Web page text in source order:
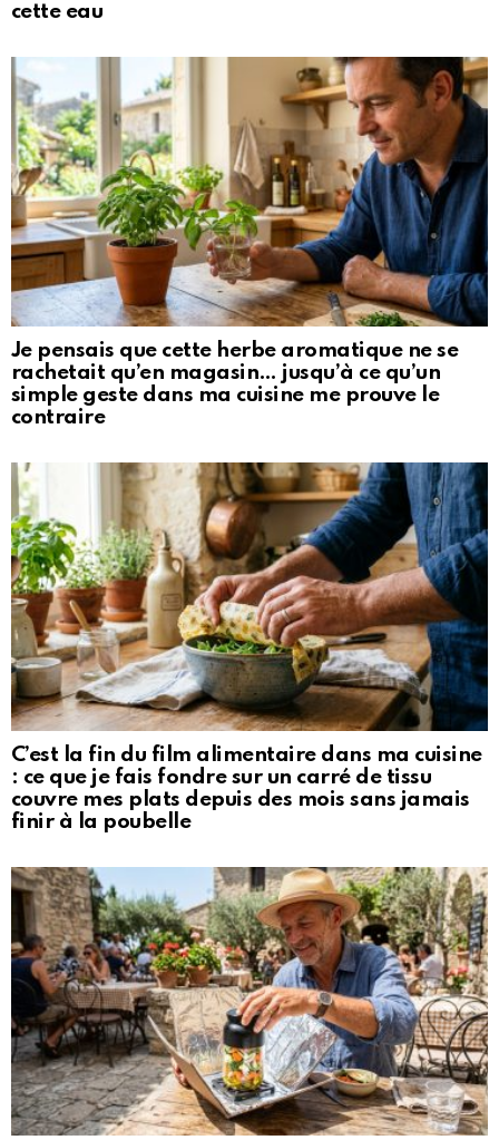
cette eau
Je pensais que cette herbe aromatique ne se
rachetait qu’en magasin… jusqu’à ce qu’un
simple geste dans ma cuisine me prouve le
contraire
C’est la fin du film alimentaire dans ma cuisine
: ce que je fais fondre sur un carré de tissu
couvre mes plats depuis des mois sans jamais
finir à la poubelle